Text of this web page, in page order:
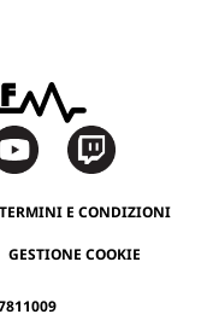
TERMINI E CONDIZIONI
GESTIONE COOKIE